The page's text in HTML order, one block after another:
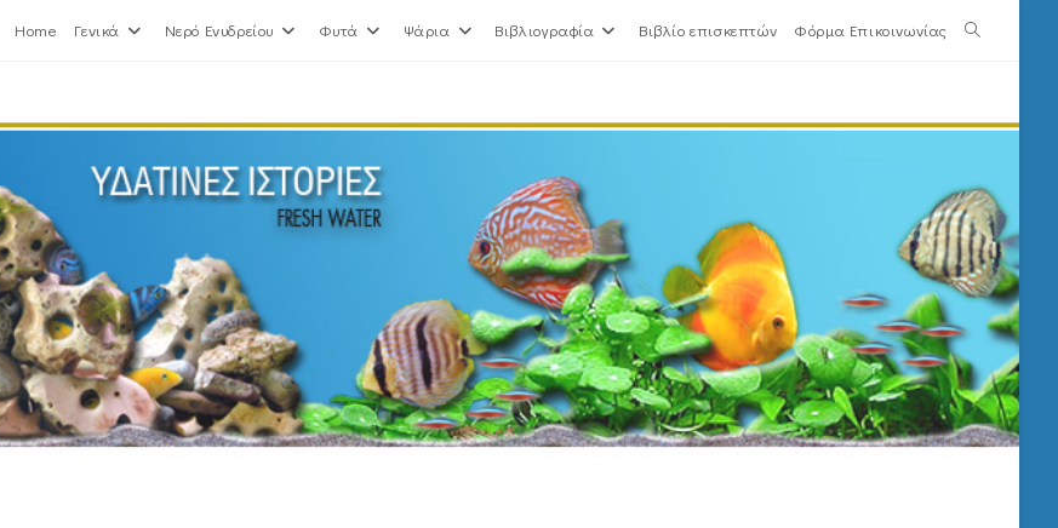
Home Γενικά Νερό Ενυδρείου Φυτά Ψάρια Βιβλιογραφία Βιβλίο επισκεπτών Φόρμα Επικοινωνίας